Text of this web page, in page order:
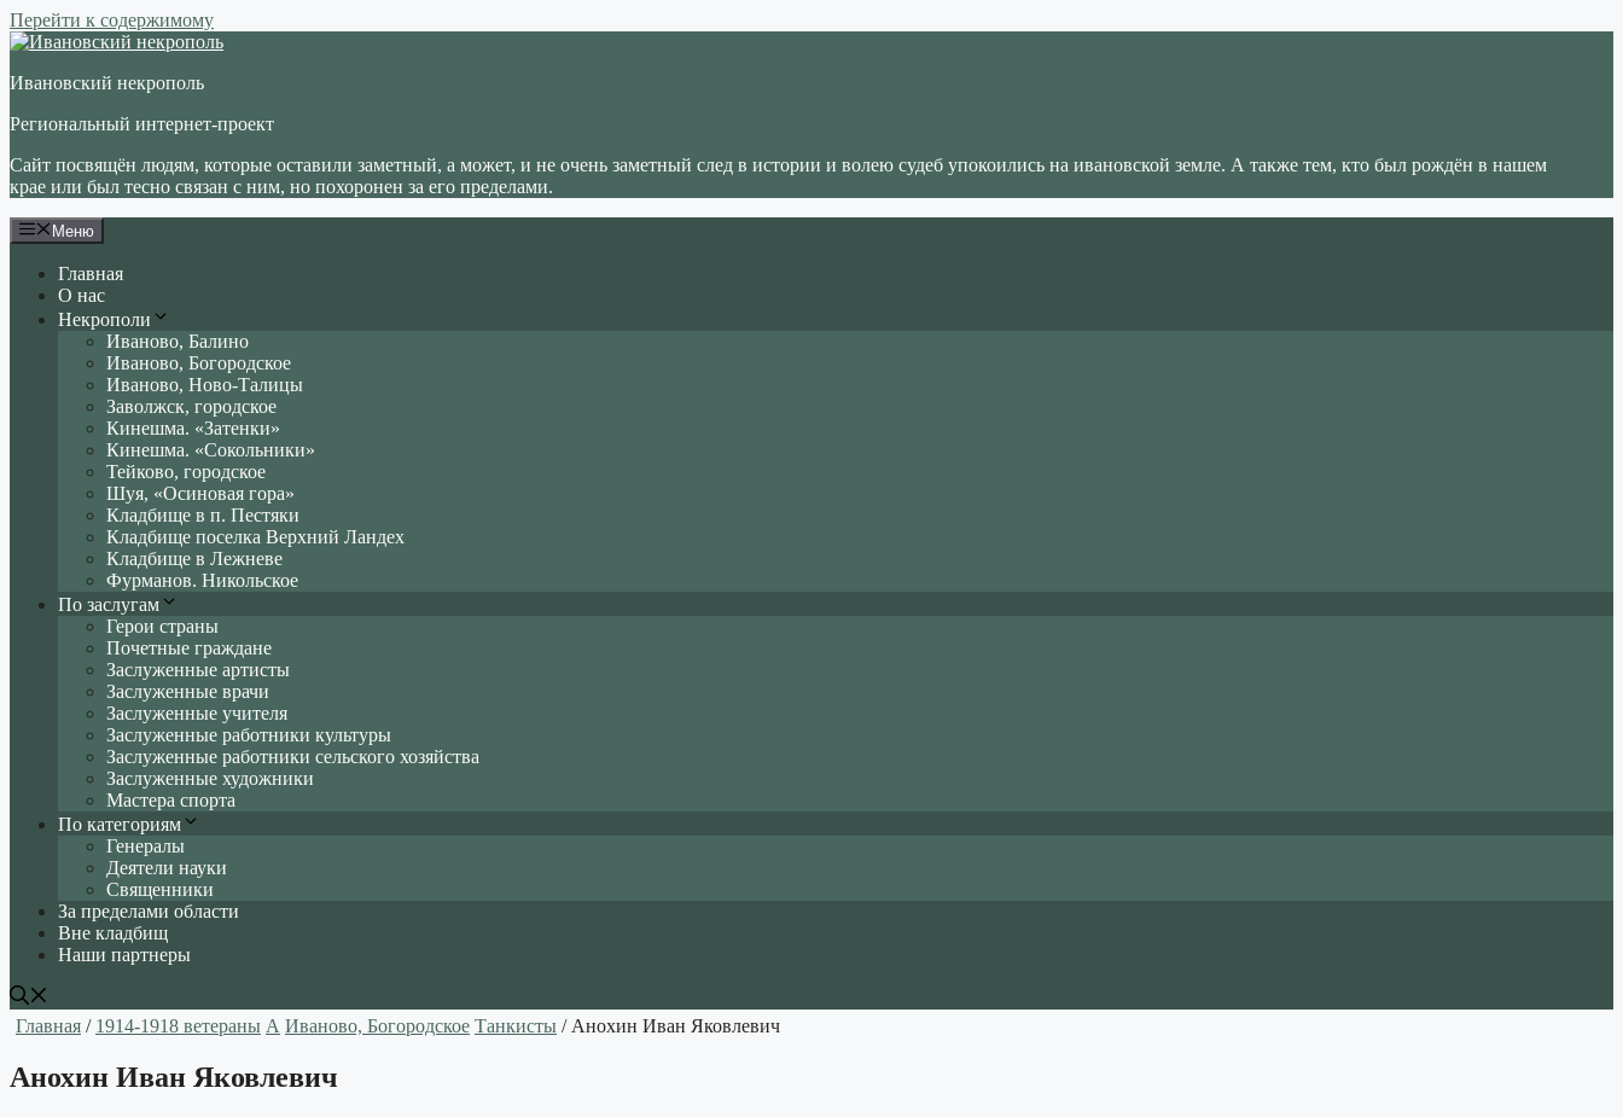
Перейти к содержимому
Ивановский некрополь
Региональный интернет-проект
Сайт посвящён людям, которые оставили заметный, а может, и не очень заметный след в истории и волею судеб упокоились на ивановской земле. А также тем, кто был рождён в нашем
крае или был тесно связан с ним, но похоронен за его пределами.
Меню
Главная
О нас
Некрополи
Иваново, Балино
Иваново, Богородское
Иваново, Ново-Талицы
Заволжск, городское
Кинешма. «Затенки»
Кинешма. «Сокольники»
Тейково, городское
Шуя, «Осиновая гора»
Кладбище в п. Пестяки
Кладбище поселка Верхний Ландех
Кладбище в Лежневе
Фурманов. Никольское
По заслугам
Герои страны
Почетные граждане
Заслуженные артисты
Заслуженные врачи
Заслуженные учителя
Заслуженные работники культуры
Заслуженные работники сельского хозяйства
Заслуженные художники
Мастера спорта
По категориям
Генералы
Деятели науки
Священники
За пределами области
Вне кладбищ
Наши партнеры
Главная / 1914-1918 ветераны А Иваново, Богородское Танкисты / Анохин Иван Яковлевич
Анохин Иван Яковлевич